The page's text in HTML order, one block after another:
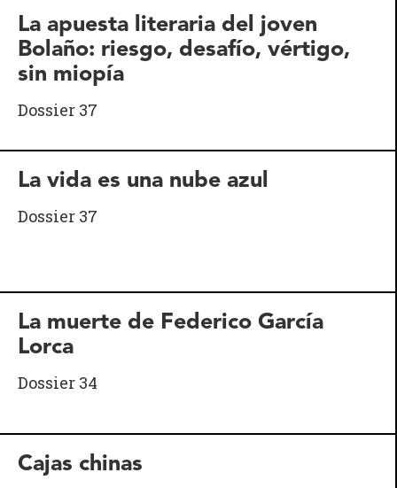
La apuesta literaria del joven
Bolaño: riesgo, desafío, vértigo,
sin miopía
Dossier 37
La vida es una nube azul
Dossier 37
La muerte de Federico García
Lorca
Dossier 34
Cajas chinas